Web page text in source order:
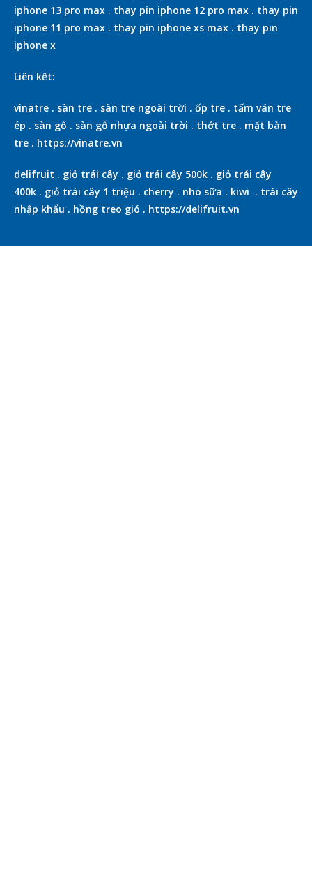
iphone 13 pro max . thay pin iphone 12 pro max . thay pin
iphone 11 pro max . thay pin iphone xs max . thay pin
iphone x
Liên kết:
vinatre . sàn tre . sàn tre ngoài trời . ốp tre . tấm ván tre
ép . sàn gỗ . sàn gỗ nhựa ngoài trời . thớt tre . mặt bàn
tre . https://vinatre.vn
delifruit . giỏ trái cây . giỏ trái cây 500k . giỏ trái cây
400k . giỏ trái cây 1 triệu . cherry . nho sữa . kiwi . trái cây
nhập khẩu . hồng treo gió . https://delifruit.vn